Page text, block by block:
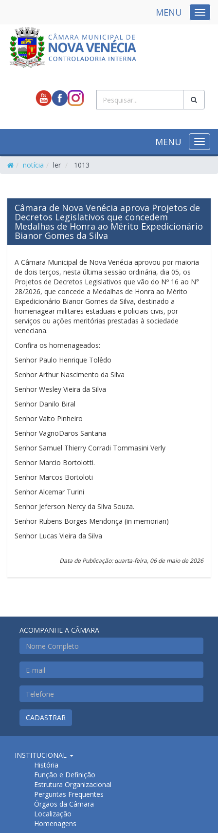
MENU
MENU
notícia ler 1013
Câmara de Nova Venécia aprova Projetos de
Decretos Legislativos que concedem
Medalhas de Honra ao Mérito Expedicionário
Bianor Gomes da Silva
A Câmara Municipal de Nova Venécia aprovou por maioria
de dois terços, nesta última sessão ordinária, dia 05, os
Projetos de Decretos Legislativos que vão do Nº 16 ao N°
28/2026, que concede a Medalhas de Honra ao Mérito
Expedicionário Bianor Gomes da Silva, destinado a
homenagear militares estaduais e policiais civis, por
serviços ou ações meritórias prestadas à sociedade
veneciana.
Confira os homenageados:
Senhor Paulo Henrique Tolêdo
Senhor Arthur Nascimento da Silva
Senhor Wesley Vieira da Silva
Senhor Danilo Biral
Senhor Valto Pinheiro
Senhor VagnoDaros Santana
Senhor Samuel Thierry Corradi Tommasini Verly
Senhor Marcio Bortolotti.
Senhor Marcos Bortoloti
Senhor Alcemar Turini
Senhor Jeferson Nercy da Silva Souza.
Senhor Rubens Borges Mendonça (in memorian)
Senhor Lucas Vieira da Silva
Data de Publicação: quarta-feira, 06 de maio de 2026
ACOMPANHE A CÂMARA
CADASTRAR
INSTITUCIONAL
História
Função e Definição
Estrutura Organizacional
Perguntas Frequentes
Órgãos da Câmara
Localização
Homenagens